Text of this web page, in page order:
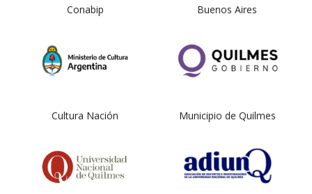
Conabip Buenos Aires
Cultura Nación Municipio de Quilmes